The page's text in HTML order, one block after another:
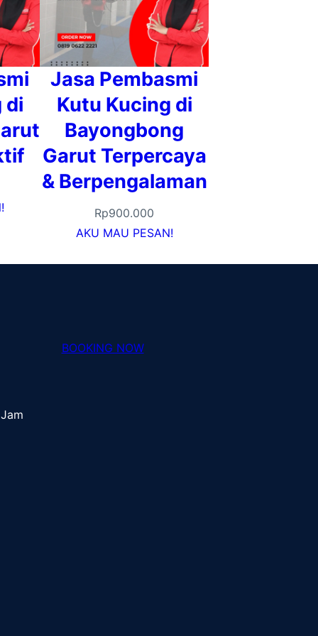
di
Jasa Pembasmi
Kutu Kucing di
Bayongbong
Garut Terpercaya
& Berpengalaman
Rp900.000
AKU MAU PESAN!
BOOKING NOW